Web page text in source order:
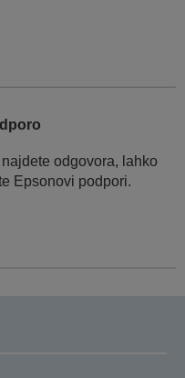
odgovora, lahko
Epsonovi podpori.